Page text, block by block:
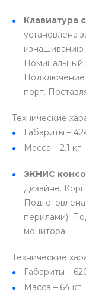
Клавиатура
установлена
изнашиванию
Номинальный
Подключение
порт.
Технические
Габариты –
Масса – 2.1 кг
ЭКНИС
дизайне.
перилами).
монитора.
Технические
Габариты –
Масса – 64 кг